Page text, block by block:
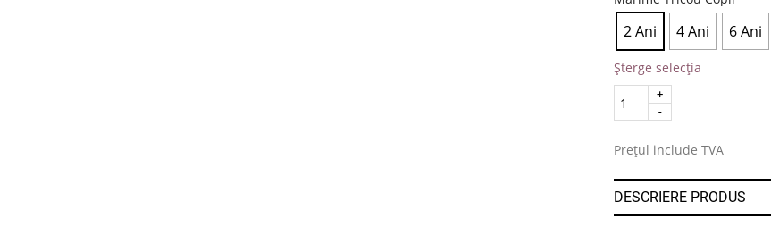
2 Ani 4 Ani 6 Ani
Șterge selecția
Quantity
Prețul include TVA
DESCRIERE PRODUS